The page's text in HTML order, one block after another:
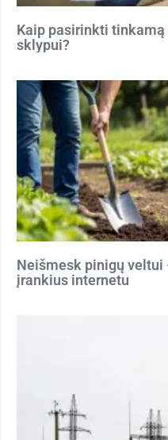
Kaip pasirinkti
sklypui?
Neišmesk pinigų
įrankius internetu